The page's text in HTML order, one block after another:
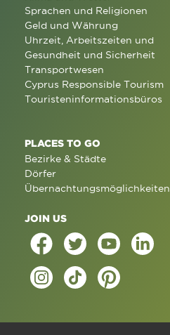
Sprachen und Religionen
Geld und Währung
Uhrzeit, Arbeitszeiten und
Gesundheit und Sicherheit
Transportwesen
Cyprus Responsible Tourism
Touristeninformationsbüros
PLACES TO GO
Bezirke & Städte
Dörfer
Übernachtungsmöglichkeiten
JOIN US